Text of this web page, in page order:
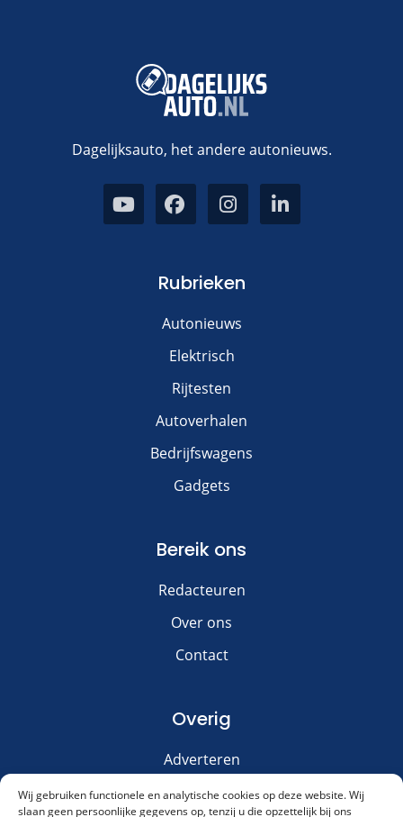
Wij gebruiken functionele en analytische cookies op deze website. Wij
slaan geen persoonlijke gegevens op, tenzij u die opzettelijk bij ons
Dagelijksauto, het andere autonieuws.
Rubrieken
Autonieuws
Elektrisch
Rijtesten
Autoverhalen
Bedrijfswagens
Gadgets
Bereik ons
Redacteuren
Over ons
Contact
Overig
Adverteren
Disclaimer